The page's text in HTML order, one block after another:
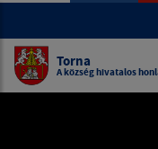
Torna
A község hivatalos